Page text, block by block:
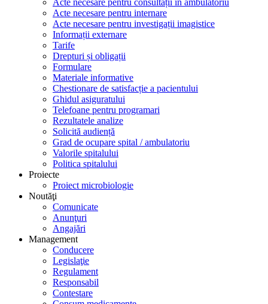
Acte necesare pentru consultații în ambulatoriu
Acte necesare pentru internare
Acte necesare pentru investigații imagistice
Informații externare
Tarife
Drepturi și obligații
Formulare
Materiale informative
Chestionare de satisfacție a pacientului
Ghidul asiguratului
Telefoane pentru programari
Rezultatele analize
Solicită audiență
Grad de ocupare spital / ambulatoriu
Valorile spitalului
Politica spitalului
Proiecte
Proiect microbiologie
Noutăţi
Comunicate
Anunţuri
Angajări
Management
Conducere
Legislaţie
Regulament
Responsabil
Contestare